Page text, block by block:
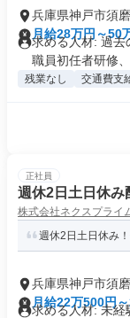
兵庫県神戸市須
月給28万円～50
求める人材: 過去
職員初任者研修、
残業なし 交通費支
正社員
週休2日土日休み
株式会社ネクスプライ
週休2日土日休み
兵庫県神戸市須
月給22万500円
求める人材: 未経